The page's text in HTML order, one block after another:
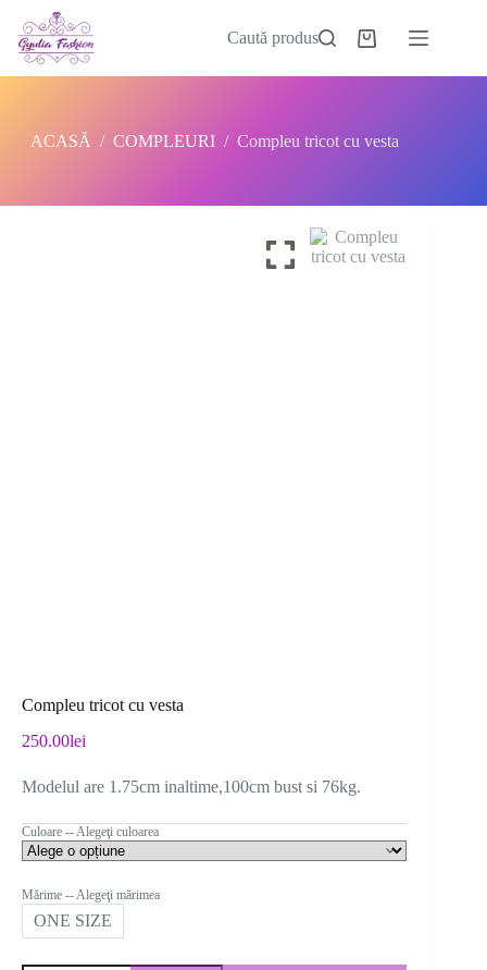
conținut
Caută produs
Coș
ACASĂ / COMPLEURI / Compleu tricot cu vesta
Compleu tricot cu vesta
250.00lei
Modelul are 1.75cm inaltime,100cm bust si 76kg.
Culoare -- Alegeţi culoarea
Mărime -- Alegeţi mărimea
ONE SIZE